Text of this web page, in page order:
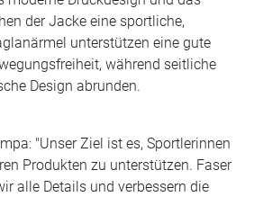
der Jacke eine sportliche,
unterstützen eine gute
während seitliche
Design abrunden.
"Unser Ziel ist es, Sportlerinnen
Produkten zu unterstützen. Faser
alle Details und verbessern die